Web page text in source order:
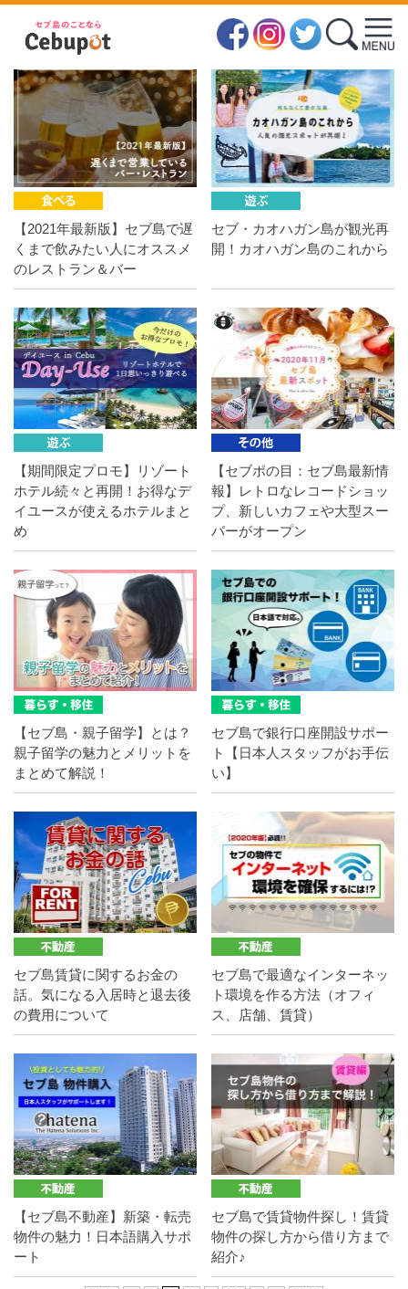
在住者向け
【2021年最新版】セブ島で遅
くまで飲みたい人にオススメ
のレストラン＆バー
セブ・カオハガン島が観光再
開！カオハガン島のこれから
【期間限定プロモ】リゾート
ホテル続々と再開！お得なデ
イユースが使えるホテルまと
め
【セブポの目：セブ島最新情
報】レトロなレコードショッ
プ、新しいカフェや大型スー
パーがオープン
【セブ島・親子留学】とは？
親子留学の魅力とメリットを
まとめて解説！
セブ島で銀行口座開設サポー
ト【日本人スタッフがお手伝
い】
セブ島賃貸に関するお金の
話。気になる入居時と退去後
の費用について
セブ島で最適なインターネッ
ト環境を作る方法（オフィ
ス、店舗、賃貸）
【セブ島不動産】新築・転売
物件の魅力！日本語購入サポ
ート
セブ島で賃貸物件探し！賃貸
物件の探し方から借り方まで
紹介♪